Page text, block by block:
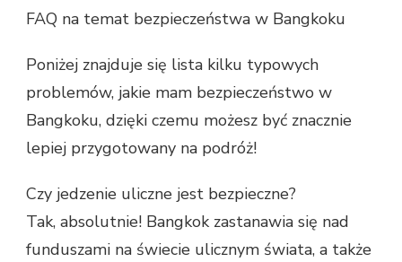
FAQ na temat bezpieczeństwa w Bangkoku
Poniżej znajduje się lista kilku typowych
problemów, jakie mam bezpieczeństwo w
Bangkoku, dzięki czemu możesz być znacznie
lepiej przygotowany na podróż!
Czy jedzenie uliczne jest bezpieczne?
Tak, absolutnie! Bangkok zastanawia się nad
funduszami na świecie ulicznym świata, a także